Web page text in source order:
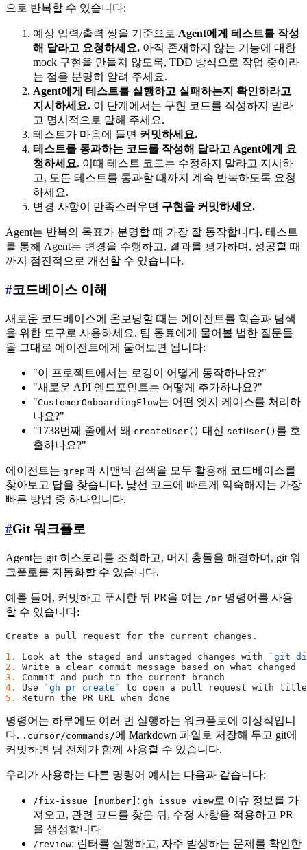
으로 반복할 수 있습니다:
예상 입력/출력 쌍을 기준으로 Agent에게 테스트를 작성
해 달라고 요청하세요. 아직 존재하지 않는 기능에 대한
mock 구현을 만들지 않도록, TDD 방식으로 작업 중이라
는 점을 분명히 알려 주세요.
Agent에게 테스트를 실행하고 실패하는지 확인하라고
지시하세요. 이 단계에서는 구현 코드를 작성하지 말라
고 명시적으로 말해 주세요.
테스트가 마음에 들면 커밋하세요.
테스트를 통과하는 코드를 작성해 달라고 Agent에게 요
청하세요. 이때 테스트 코드는 수정하지 말라고 지시하
고, 모든 테스트를 통과할 때까지 계속 반복하도록 요청
하세요.
변경 사항이 만족스러우면 구현을 커밋하세요.
Agent는 반복의 목표가 분명할 때 가장 잘 동작합니다. 테스트
를 통해 Agent는 변경을 수행하고, 결과를 평가하며, 성공할 때
까지 점진적으로 개선할 수 있습니다.
#코드베이스 이해
새로운 코드베이스에 온보딩할 때는 에이전트를 학습과 탐색
을 위한 도구로 사용하세요. 팀 동료에게 물어볼 법한 질문들
을 그대로 에이전트에게 물어보면 됩니다:
"이 프로젝트에서는 로깅이 어떻게 동작하나요?"
"새로운 API 엔드포인트는 어떻게 추가하나요?"
"CustomerOnboardingFlow는 어떤 엣지 케이스를 처리하
나요?"
"1738번째 줄에서 왜 createUser() 대신 setUser() 를 호
출하나요?"
에이전트는 grep과 시맨틱 검색을 모두 활용해 코드베이스를
찾아보고 답을 찾습니다. 낯선 코드에 빠르게 익숙해지는 가장
빠른 방법 중 하나입니다.
#Git 워크플로
Agent는 git 히스토리를 조회하고, 머지 충돌을 해결하며, git 워
크플로를 자동화할 수 있습니다.
예를 들어, 커밋하고 푸시한 뒤 PR을 여는 /pr 명령어를 사용
할 수 있습니다:
Create a pull request for the current changes.
1.
Look at the staged and unstaged changes with
`git
2.
Write a clear commit message based on what changed
3.
Commit and push to the current branch
4.
Use `gh pr create`
to open a pull request with
5.
Return the PR URL when done
명령어는 하루에도 여러 번 실행하는 워크플로에 이상적입니
다. .cursor/commands/에 Markdown 파일로 저장해 두고 git에
커밋하면 팀 전체가 함께 사용할 수 있습니다.
우리가 사용하는 다른 명령어 예시는 다음과 같습니다:
/fix-issue [number] : gh issue view로 이슈 정보를 가
져오고, 관련 코드를 찾은 뒤, 수정 사항을 적용하고 PR
을 생성합니다
/review: 린터를 실행하고, 자주 발생하는 문제를 확인한